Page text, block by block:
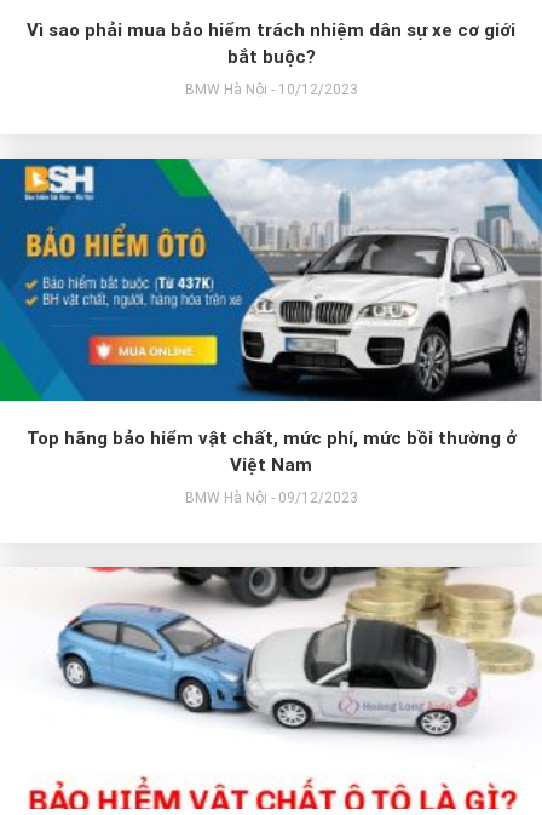
Vì sao phải mua bảo hiểm trách nhiệm dân sự xe cơ giới
bắt buộc?
BMW Hà Nội - 10/12/2023
Top hãng bảo hiểm vật chất, mức phí, mức bồi thường ở
Việt Nam
BMW Hà Nội - 09/12/2023